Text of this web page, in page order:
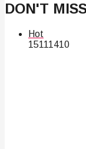
DON'T
Hot
151 11410